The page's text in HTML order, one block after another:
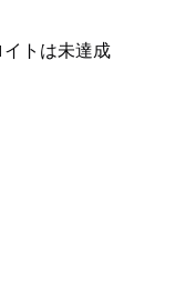
トは未達成